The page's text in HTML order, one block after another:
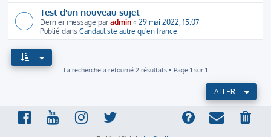
Test d'un nouveau sujet
Dernier message paradmin «29 mai 2022, 15:07
Publié dansCandauliste autre qu'en france
La recherche a retourné 2 résultats • Page 1 sur 1
ALLER